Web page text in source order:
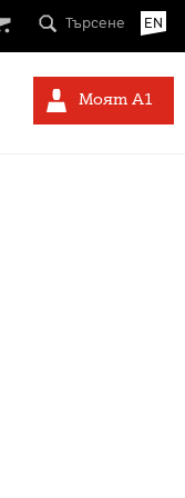
Търсене EN
Моят А1